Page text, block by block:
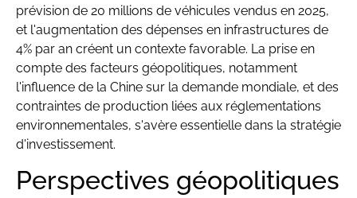
prévision de 20 millions de véhicules vendus en 2025,
et l'augmentation des dépenses en infrastructures de
4% par an créent un contexte favorable. La prise en
compte des facteurs géopolitiques, notamment
l'influence de la Chine sur la demande mondiale, et des
contraintes de production liées aux réglementations
environnementales, s'avère essentielle dans la stratégie
d'investissement.
Perspectives géopolitiques